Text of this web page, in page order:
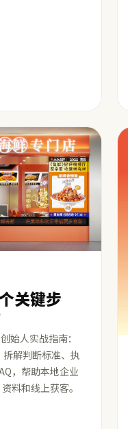
关键步
始人实战指南：
解判断标准、执
，帮助本地企业
料和线上获客。